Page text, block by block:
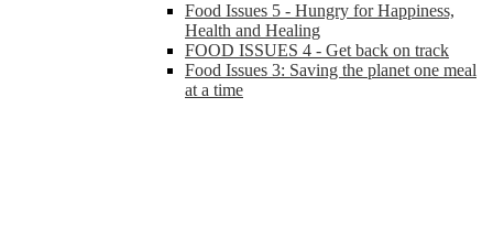
Food Issues 5 - Hungry for Happiness,
Health and Healing
FOOD ISSUES 4 - Get back on track
Food Issues 3: Saving the planet one meal
at a time